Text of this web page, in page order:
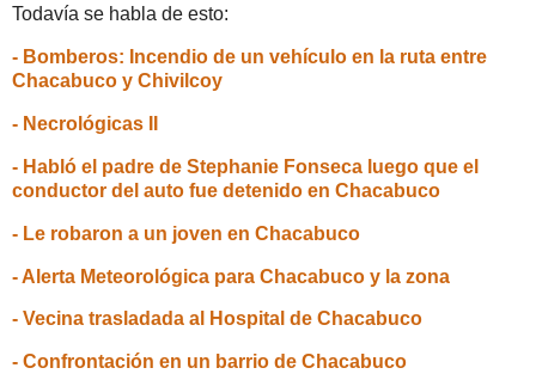
Todavía se habla de esto:
- Bomberos: Incendio de un vehículo en la ruta entre
Chacabuco y Chivilcoy
- Necrológicas II
- Habló el padre de Stephanie Fonseca luego que el
conductor del auto fue detenido en Chacabuco
- Le robaron a un joven en Chacabuco
- Alerta Meteorológica para Chacabuco y la zona
- Vecina trasladada al Hospital de Chacabuco
- Confrontación en un barrio de Chacabuco